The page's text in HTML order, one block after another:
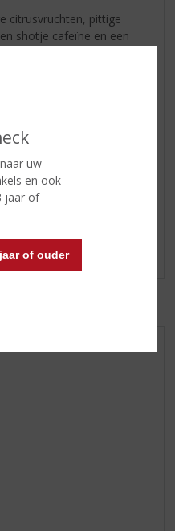
uw
en ook
jaar of
of ouder
citrusvruchten, pittige
shotje cafeïne en een
voor dit product